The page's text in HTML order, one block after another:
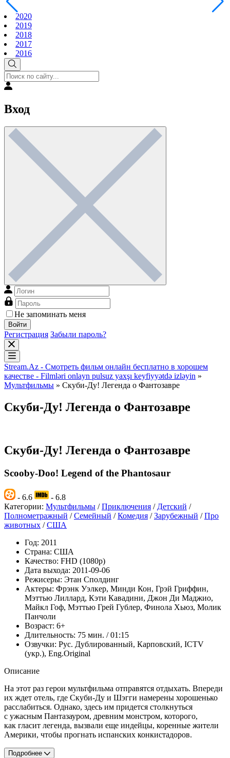
2020
2019
2018
2017
2016
Вход
Не запоминать меня
Войти
Регистрация Забыли пароль?
Stream.Az - Смотреть фильм онлайн бесплатно в хорошем
качестве - Filmləri onlayn pulsuz yaxşı keyfiyyətdə izləyin »
Мультфильмы » Скуби-Ду! Легенда о Фантозавре
Скуби-Ду! Легенда о Фантозавре
Скуби-Ду! Легенда о Фантозавре
Scooby-Doo! Legend of the Phantosaur
- 6.6
- 6.8
Категории: Мультфильмы /Приключения / Детский /
Полнометражный /Семейный /Комедия /Зарубежный /Про
животных /США
Год: 2011
Страна: США
Качество: FHD (1080p)
Дата выхода: 2011-09-06
Режисеры: Этан Сполдинг
Актеры: Фрэнк Уэлкер, Минди Кон, Грэй Гриффин,
Мэттью Лиллард, Кэти Кавадини, Джон Ди Маджио,
Майкл Гоф, Мэттью Грей Гублер, Финола Хьюз, Молик
Панчоли
Возраст: 6+
Длительность: 75 мин. / 01:15
Озвучки: Рус. Дублированный, Карповский, ICTV
(укр.), Eng.Original
Описание
На этот раз герои мультфильма отправятся отдыхать. Впереди
их ждет отель, где Скуби-Ду и Шэгги намерены хорошенько
расслабиться. Однако, здесь им придется столкнуться
с ужасным Пантазауром, древним монстром, которого,
как гласит легенда, вызвали еще индейцы, коренные жители
Америки, чтобы прогнать испанских конкистадоров.
Подробнее